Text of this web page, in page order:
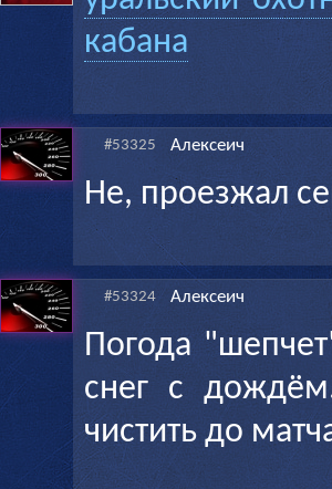
кабана
#53325 Алексеич
Не, проезжал
#53324 Алексеич
Погода
снег с
чистить до